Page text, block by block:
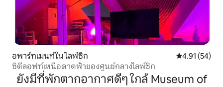
อพาร์ทเมนท์ใน ไลพ์ซิก คะแนนเฉลี่ย
4.91 (54)
ซิตี้ลอฟท์เหนือดาดฟ้าของศูนย์กลางไลพ์ซิก
ยังมีที่พักตากอากาศดีๆ ใกล้ Museum of